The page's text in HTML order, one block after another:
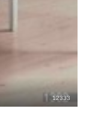
12333